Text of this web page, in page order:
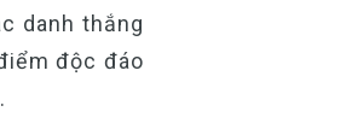
danh thắng
độc đáo